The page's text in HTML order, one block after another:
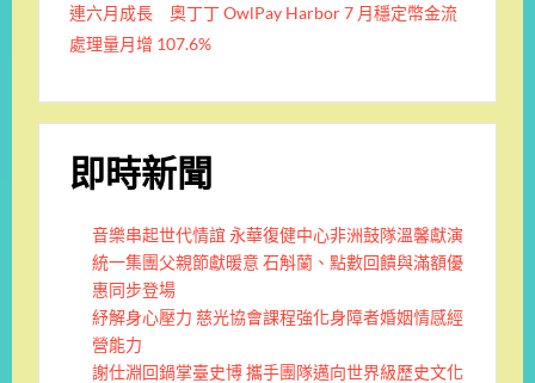
連六月成長 奧丁丁 OwlPay Harbor 7 月穩定幣金流
處理量月增 107.6%
即時新聞
音樂串起世代情誼 永華復健中心非洲鼓隊溫馨獻演
統一集團父親節獻暖意 石斛蘭、點數回饋與滿額優
惠同步登場
紓解身心壓力 慈光協會課程強化身障者婚姻情感經
營能力
謝仕淵回鍋掌臺史博 攜手團隊邁向世界級歷史文化